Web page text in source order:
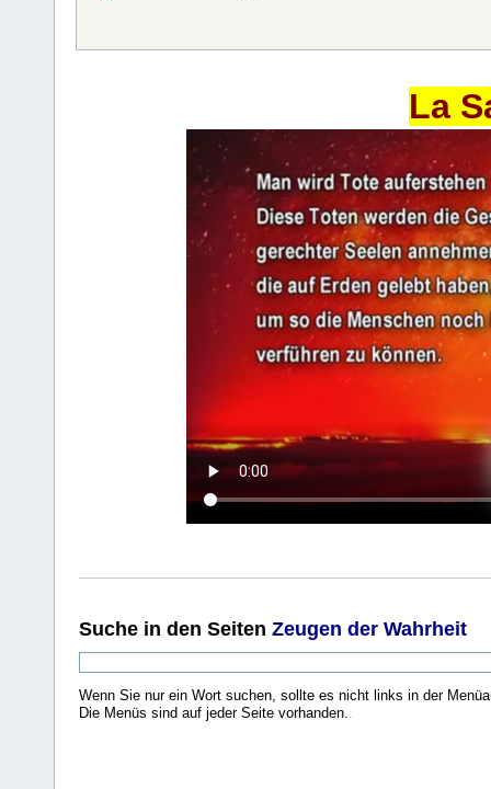
La
Suche in den Seiten Zeugen der Wahrheit
Wenn Sie nur ein Wort suchen, sollte es nicht links in der
Die Menüs sind auf jeder Seite vorhanden.